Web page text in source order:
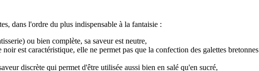
dans l'ordre du plus indispensable à la fantaisie :
ou bien complète, sa saveur est neutre,
est caractéristique, elle ne permet pas que la confection des galettes
discrète qui permet d'être utilisée aussi bien en salé qu'en sucré,